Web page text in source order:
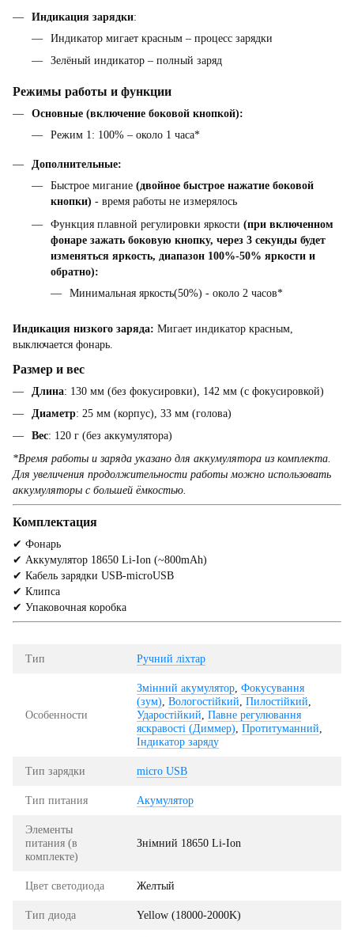
Индикация зарядки:
Индикатор мигает красным – процесс зарядки
Зелёный индикатор – полный заряд
Режимы работы и функции
Основные (включение боковой кнопкой):
Режим 1: 100% – около 1 часа*
Дополнительные:
Быстрое мигание (двойное быстрое нажатие боковой
кнопки) - время работы не измерялось
Функция плавной регулировки яркости (при включенном
фонаре зажать боковую кнопку, через 3 секунды будет
изменяться яркость, диапазон 100%-50% яркости и
обратно):
Минимальная яркость(50%) - около 2 часов*
Индикация низкого заряда: Мигает индикатор красным,
выключается фонарь.
Размер и вес
Длина: 130 мм (без фокусировки), 142 мм (с фокусировкой)
Диаметр: 25 мм (корпус), 33 мм (голова)
Вес: 120 г (без аккумулятора)
*Время работы и заряда указано для аккумулятора из комплекта.
Для увеличения продолжительности работы можно использовать
аккумуляторы с большей ёмкостью.
Комплектация
✔ Фонарь
✔ Аккумулятор 18650 Li-Ion (~800mAh)
✔ Кабель зарядки USB-microUSB
✔ Клипса
✔ Упаковочная коробка
Тип Ручний ліхтар
Особенности
Змінний акумулятор Фокусування
(зум) Вологостійкий Пилостійкий
Ударостійкий Павне регулювання
яскравості (Диммер) Протитуманний
Індикатор заряду
Тип зарядки micro USB
Тип питания Акумулятор
Элементы
питания (в
комплекте)
Знімний 18650 Li-Ion
Цвет светодиода Желтый
Тип диода Yellow (18000-2000K)